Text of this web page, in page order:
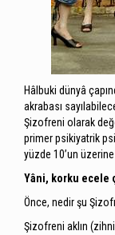
Hâlbuki dünyâ
akrabası
Şizofreni olarak
primer psikiyatrik
yüzde 10’un üzerine
Yâni, korku ecele
Önce, nedir şu
Şizofreni aklın